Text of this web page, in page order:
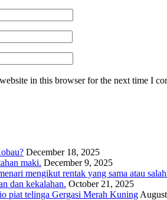
in this browser for the next time I
December 18, 2025
maki. December 9, 2025
mengikut rentak yang sama atau
dan kekalahan. October 21, 2025
piat telinga Gergasi Merah Kuning